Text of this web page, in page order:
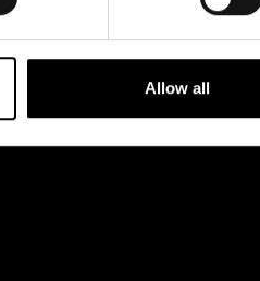
Allow all